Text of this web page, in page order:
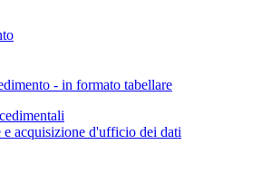
- in formato tabellare
acquisizione d'ufficio dei dati